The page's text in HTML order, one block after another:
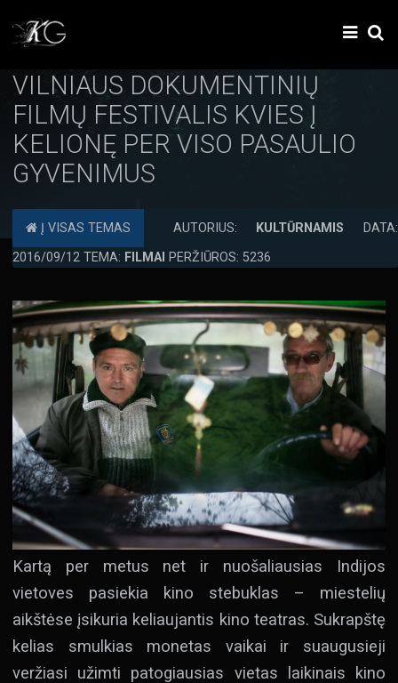
VILNIAUS DOKUMENTINIŲ
FILMŲ FESTIVALIS KVIES Į
KELIONĘ PER VISO PASAULIO
GYVENIMUS
Į VISAS TEMAS AUTORIUS: KULTŪRNAMIS DATA:
2016/09/12 TEMA: FILMAI PERŽIŪROS: 5236
Kartą per metus net ir nuošaliausias Indijos
vietoves pasiekia kino stebuklas – miestelių
aikštėse įsikuria keliaujantis kino teatras. Sukrapštę
kelias smulkias monetas vaikai ir suaugusieji
veržiasi užimti patogiausias vietas laikinais kino